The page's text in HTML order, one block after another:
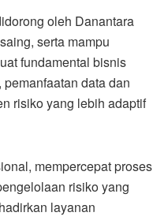
oleh Danantara
serta mampu
fundamental bisnis
data dan
risiko yang lebih adaptif
mempercepat proses
risiko yang
layanan